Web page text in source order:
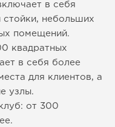
в себя
стойки, небольших
помещений.
квадратных
в себя более
для клиентов, а
узлы.
от 300